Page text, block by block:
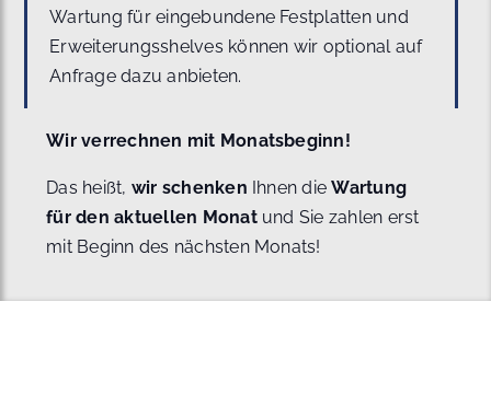
Wartung für eingebundene Festplatten und
Erweiterungsshelves können wir optional auf
Anfrage dazu anbieten.
Wir verrechnen mit Monatsbeginn!
Das heißt, wir schenken Ihnen dieWartung
für den aktuellen Monat und Sie zahlen erst
mit Beginn des nächsten Monats!